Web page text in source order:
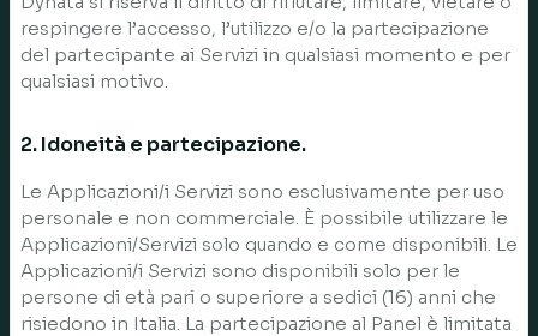
respingere l’accesso, l’utilizzo e/o la partecipazione
del partecipante ai Servizi in qualsiasi momento e per
qualsiasi motivo.
2. Idoneità e partecipazione.
Le Applicazioni/i Servizi sono esclusivamente per uso
personale e non commerciale. È possibile utilizzare le
Applicazioni/Servizi solo quando e come disponibili. Le
Applicazioni/i Servizi sono disponibili solo per le
persone di età pari o superiore a sedici (16) anni che
risiedono in Italia. La partecipazione al Panel è limitata